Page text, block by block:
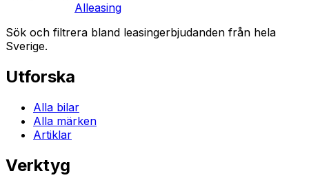
Alleasing
Sök och filtrera bland leasingerbjudanden från hela
Sverige.
Utforska
Alla bilar
Alla märken
Artiklar
Verktyg